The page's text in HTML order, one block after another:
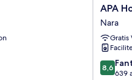
APA
Hotel
Kintetsu
Nara
Ekimae
Nara
APA
Nara
Gratis
8.6
ud
8,6
639